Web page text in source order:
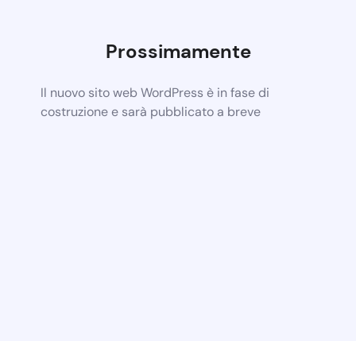
Prossimamente
Il nuovo sito web WordPress è in fase di
costruzione e sarà pubblicato a breve